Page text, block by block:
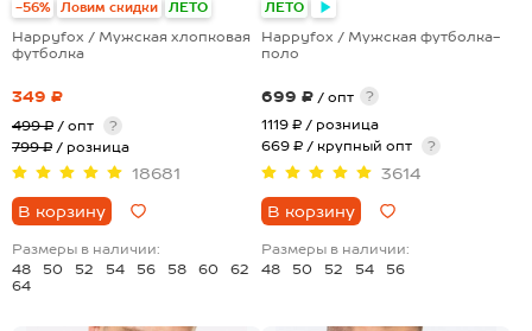
-56% Ловим скидки ЛЕТО
Happyfox / Мужская хлопковая
футболка
349 ₽
499 ₽ / опт
?
799 ₽ / розница
18681
В корзину
Размеры в наличии:
48
50 52 54 56 58 60
62
64
ЛЕТО
Happyfox / Мужская футболка-
поло
699 ₽ / опт
?
1119 ₽ / розница
669 ₽ / крупный опт
?
3614
В корзину
Размеры в наличии:
48
50 52 54 56